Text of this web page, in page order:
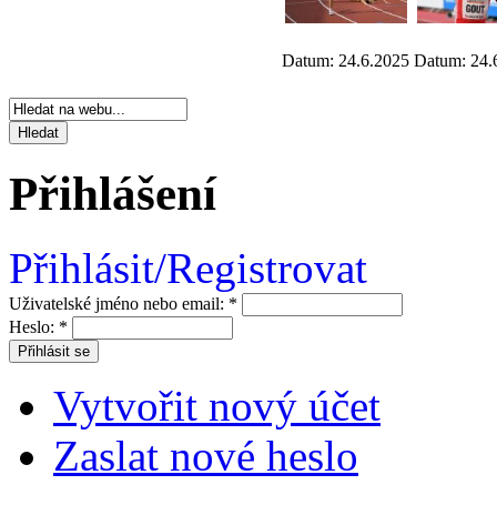
Datum: 24.6.2025 Datum:
Přihlášení
Přihlásit/Registrovat
Uživatelské jméno nebo email: *
Heslo: *
Vytvořit nový účet
Zaslat nové heslo